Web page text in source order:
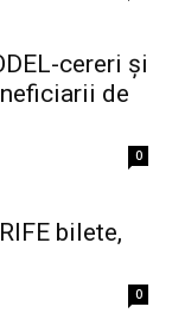
cereri și
de
0
bilete,
0